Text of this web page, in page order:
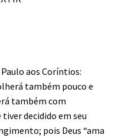
aos Coríntios:
também pouco e
também com
tiver decidido em seu
pois Deus “ama